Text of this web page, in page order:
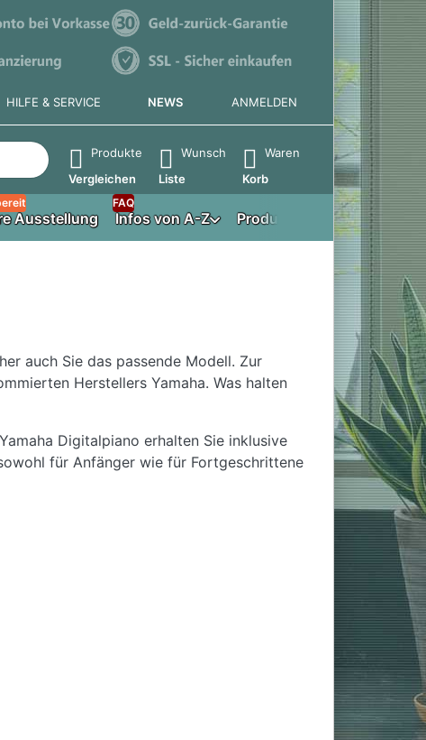
HILFE & SERVICE NEWS ANMELDEN
die Eingabetaste, um alle Ergebnisse aufzurufen.
Produkte
Vergleichen
Wunsch
Liste
Waren
Korb
Ausstellung Infos von A-Z
FAQ
Produktberater
auch Sie das passende Modell. Zur
Herstellers Yamaha. Was halten
Digitalpiano erhalten Sie inklusive
für Anfänger wie für Fortgeschrittene